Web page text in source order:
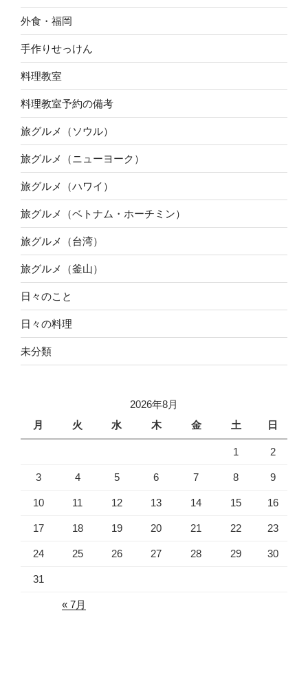
外食・福岡
手作りせっけん
料理教室
料理教室予約の備考
旅グルメ（ソウル）
旅グルメ（ニューヨーク）
旅グルメ（ハワイ）
旅グルメ（ベトナム・ホーチミン）
旅グルメ（台湾）
旅グルメ（釜山）
日々のこと
日々の料理
未分類
2026年8月
月
火 水 木 金 土 日
1 2
3 4 5 6 7 8 9
10 11 12 13 14 15 16
17 18 19 20 21 22 23
24 25 26 27 28 29 30
31
« 7月